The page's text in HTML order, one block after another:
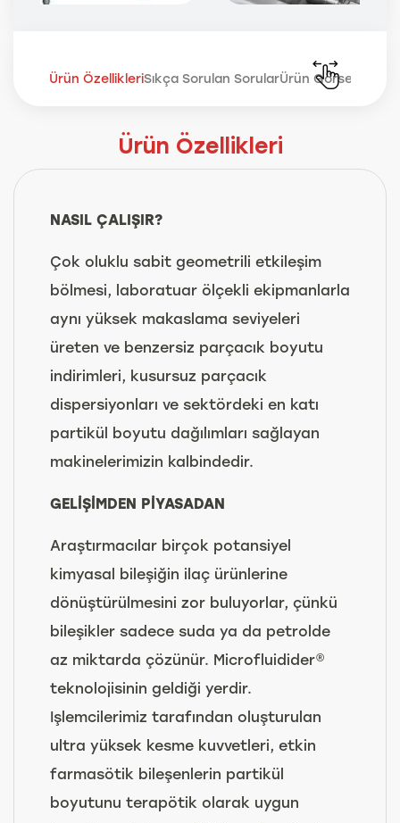
Ürün ÖzellikleriSıkça Sorulan SorularÜrün Görselleri
Ürün Özellikleri
NASIL ÇALIŞIR?
Çok oluklu sabit geometrili etkileşim
bölmesi, laboratuar ölçekli ekipmanlarla
aynı yüksek makaslama seviyeleri
üreten ve benzersiz parçacık boyutu
indirimleri, kusursuz parçacık
dispersiyonları ve sektördeki en katı
partikül boyutu dağılımları sağlayan
makinelerimizin kalbindedir.
GELİŞİMDEN PİYASADAN
Araştırmacılar birçok potansiyel
kimyasal bileşiğin ilaç ürünlerine
dönüştürülmesini zor buluyorlar, çünkü
bileşikler sadece suda ya da petrolde
az miktarda çözünür. Microfluidider®
teknolojisinin geldiği yerdir.
Işlemcilerimiz tarafından oluşturulan
ultra yüksek kesme kuvvetleri, etkin
farmasötik bileşenlerin partikül
boyutunu terapötik olarak uygun